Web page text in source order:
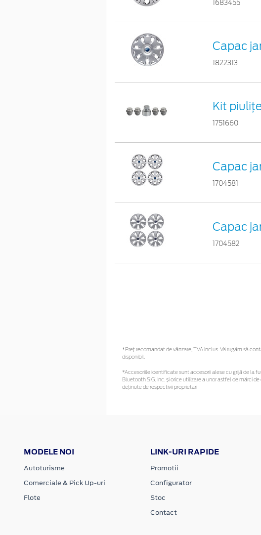
1683455
Capac
1822313
Kit
1751660
Capac
1704581
Capac
1704582
*Preţ recomandat de vânzare, TVA inclus. Vă rugăm să
disponibil.
*Accesoriile identificate sunt accesorii alese cu grijă de la
Bluetooth SIG, Inc. și orice utilizare a unor astfel de mărci
deținute de respectivii proprietari
MODELE NOI
Autoturisme
Comerciale & Pick Up-uri
Flote
LINK-URI RAPIDE
Promotii
Configurator
Stoc
Contact